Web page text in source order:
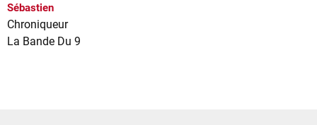
Sébastien
Chroniqueur
La Bande Du 9